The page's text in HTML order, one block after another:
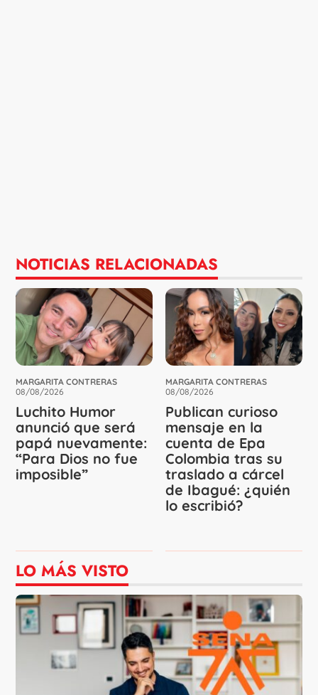
NOTICIAS RELACIONADAS
MARGARITA CONTRERAS
08/08/2026
Luchito Humor
anunció que será
papá nuevamente:
“Para Dios no fue
imposible”
MARGARITA CONTRERAS
08/08/2026
Publican curioso
mensaje en la
cuenta de Epa
Colombia tras su
traslado a cárcel
de Ibagué: ¿quién
lo escribió?
LO MÁS VISTO